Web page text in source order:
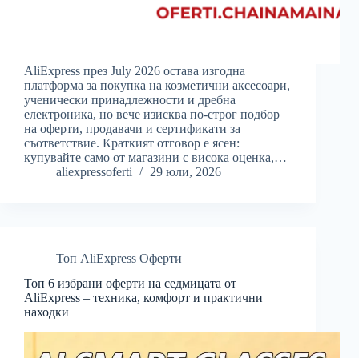
AliExpress през July 2026 остава изгодна
платформа за покупка на козметични аксесоари,
ученически принадлежности и дребна
електроника, но вече изисква по-строг подбор
на оферти, продавачи и сертификати за
съответствие. Краткият отговор е ясен:
купувайте само от магазини с висока оценка,…
aliexpressoferti
29 юли, 2026
Топ AliExpress Оферти
Топ 6 избрани оферти на седмицата от
AliExpress – техника, комфорт и практични
находки